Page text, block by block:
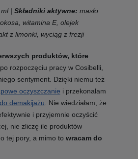
| Składniki aktywne: masło
witamina E, olejek
z limonki, wyciąg z frezji
produktów, które
rozpoczęciu pracy w Cosibelli,
sentyment. Dzięki niemu też
oczyszczanie i przekonałam
demakijażu. Nie wiedziałam, że
i przyjemnie oczyścić
nie zliczę ile produktów
tej pory, a mimo to wracam do